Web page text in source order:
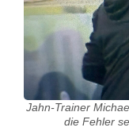
i
n
L
iJahn-Trainer
die Fehler